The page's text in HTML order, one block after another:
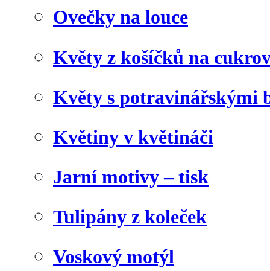
Ovečky na louce
Květy z košíčků na
Květy s potravinářskými
Květiny v květináči
Jarní motivy – tisk
Tulipány z koleček
Voskový motýl